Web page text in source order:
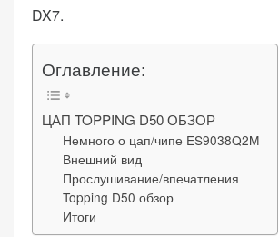
DX7.
Оглавление:
ЦАП TOPPING D50 ОБЗОР
Немного о цап/чипе ES9038Q2M
Внешний вид
Прослушивание/впечатления
Topping D50 обзор
Итоги
«Настройки
cookie»
Обязательные
(технические)
Необходимы для
работы сайта.
Сохраняют
настройки,
корзину,
авторизацию. Они
необходимы для
функционирования